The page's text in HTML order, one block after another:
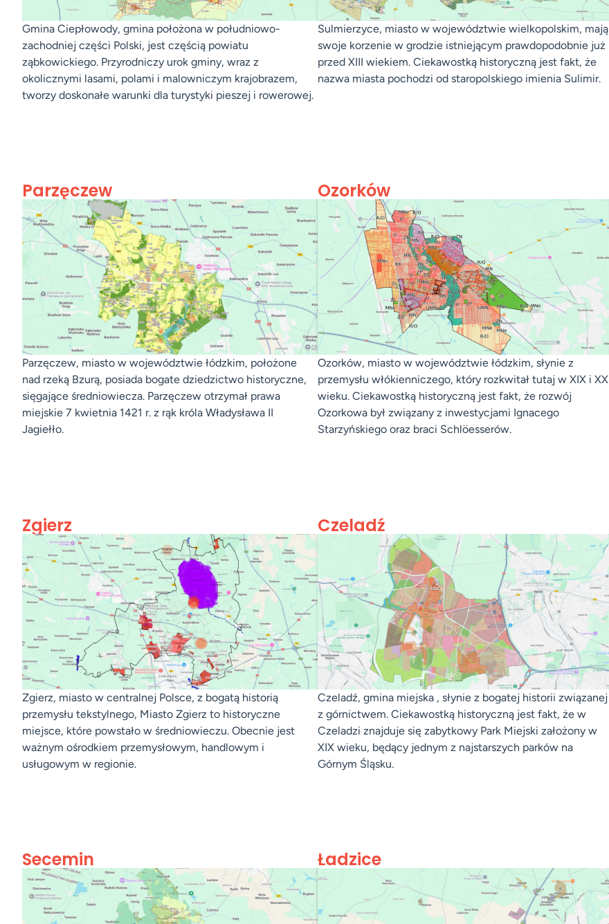
Gmina Ciepłowody, gmina położona w południowo-
zachodniej części Polski, jest częścią powiatu
ząbkowickiego. Przyrodniczy urok gminy, wraz z
okolicznymi lasami, polami i malowniczym krajobrazem,
tworzy doskonałe warunki dla turystyki pieszej i rowerowej.
Sulmierzyce, miasto w województwie wielkopolskim, mają
swoje korzenie w grodzie istniejącym prawdopodobnie już
przed XIII wiekiem. Ciekawostką historyczną jest fakt, że
nazwa miasta pochodzi od staropolskiego imienia Sulimir.
Parzęczew
Parzęczew, miasto w województwie łódzkim, położone
nad rzeką Bzurą, posiada bogate dziedzictwo historyczne,
sięgające średniowiecza. Parzęczew otrzymał prawa
miejskie 7 kwietnia 1421 r. z rąk króla Władysława II
Jagiełło.
Ozorków
Ozorków, miasto w województwie łódzkim, słynie z
przemysłu włókienniczego, który rozkwitał tutaj w XIX i XX
wieku. Ciekawostką historyczną jest fakt, że rozwój
Ozorkowa był związany z inwestycjami Ignacego
Starzyńskiego oraz braci Schlöesserów.
Zgierz
Zgierz, miasto w centralnej Polsce, z bogatą historią
przemysłu tekstylnego, Miasto Zgierz to historyczne
miejsce, które powstało w średniowieczu. Obecnie jest
ważnym ośrodkiem przemysłowym, handlowym i
usługowym w regionie.
Czeladź
Czeladź, gmina miejska , słynie z bogatej historii związanej
z górnictwem. Ciekawostką historyczną jest fakt, że w
Czeladzi znajduje się zabytkowy Park Miejski założony w
XIX wieku, będący jednym z najstarszych parków na
Górnym Śląsku.
Secemin Ładzice